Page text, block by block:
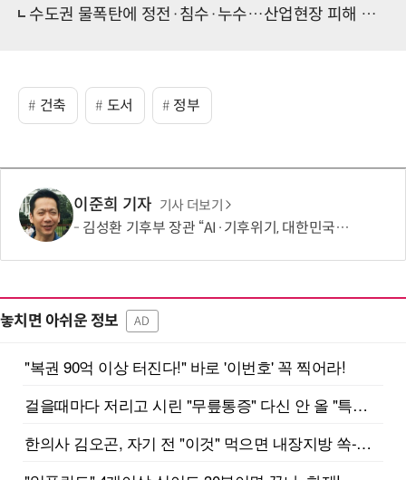
수도권 물폭탄에 정전·침수·누수…산업현장 피해 속출
건축 도서 정부
이준희 기자 기사 더보기
김성환 기후부 장관 “AI·기후위기, 대한민국이 함께 해결할 첫 국가 될 것”
놓치면 아쉬운 정보 AD